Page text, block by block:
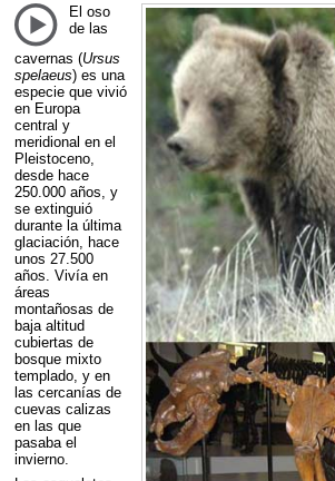
El oso
de las
cavernas (Ursus
spelaeus) es una
especie que vivió
en Europa
central y
meridional en el
Pleistoceno,
desde hace
250.000 años, y
se extinguió
durante la última
glaciación, hace
unos 27.500
años. Vivía en
áreas
montañosas de
baja altitud
cubiertas de
bosque mixto
templado, y en
las cercanías de
cuevas calizas
en las que
pasaba el
invierno.